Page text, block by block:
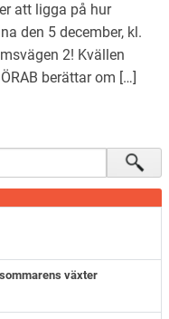
att ligga på hur
den 5 december, kl.
2! Kvällen
berättar om […]
växter